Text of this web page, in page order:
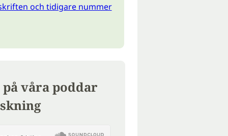
och tidigare nummer
på våra poddar